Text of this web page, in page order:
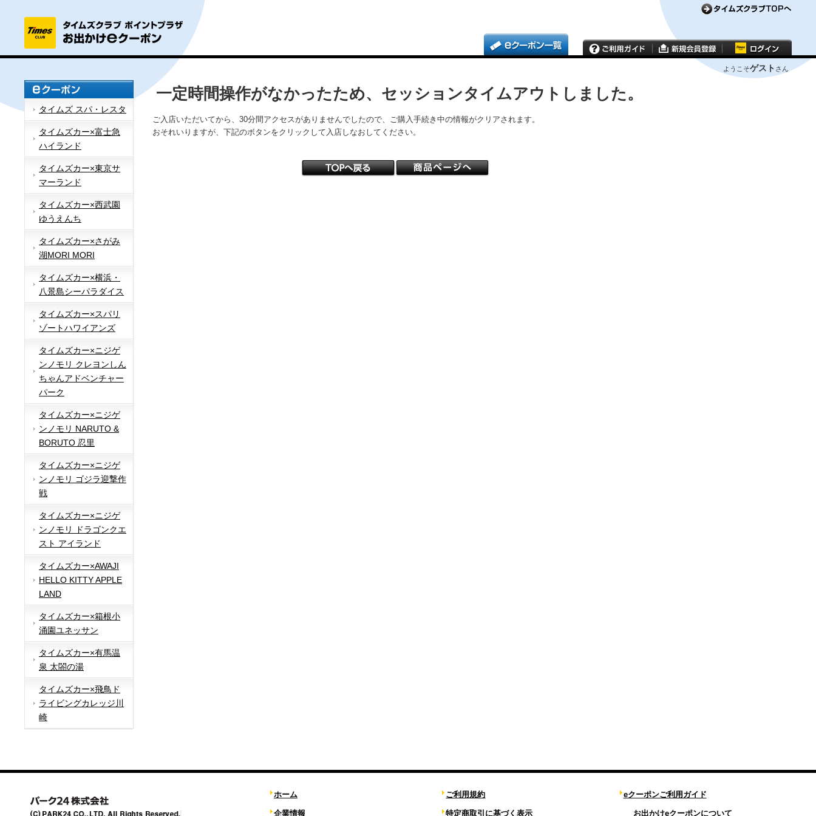
ようこそゲスト さん
タイムズ スパ・レスタ
タイムズカー×富士急
ハイランド
タイムズカー×東京サ
マーランド
タイムズカー×西武園
ゆうえんち
タイムズカー×さがみ
湖MORI MORI
タイムズカー×横浜・
八景島シーパラダイス
タイムズカー×スパリ
ゾートハワイアンズ
タイムズカー×ニジゲ
ンノモリ クレヨンしん
ちゃんアドベンチャー
パーク
タイムズカー×ニジゲ
ンノモリ NARUTO &
BORUTO 忍里
タイムズカー×ニジゲ
ンノモリ ゴジラ迎撃作
戦
タイムズカー×ニジゲ
ンノモリ ドラゴンクエ
スト アイランド
タイムズカー×AWAJI
HELLO KITTY APPLE
LAND
タイムズカー×箱根小
涌園ユネッサン
タイムズカー×有馬温
泉 太閤の湯
タイムズカー×飛鳥ド
ライビングカレッジ川
崎
一定時間操作がなかったため、セッションタイムアウトしました。
ご入店いただいてから、30分間アクセスがありませんでしたので、ご購入手続き中の情報がクリアされます。
おそれいりますが、下記のボタンをクリックして入店しなおしてください。
ホーム
企業情報
ご利用規約
特定商取引に基づく表示
eクーポンご利用ガイド
お出かけeクーポンについて